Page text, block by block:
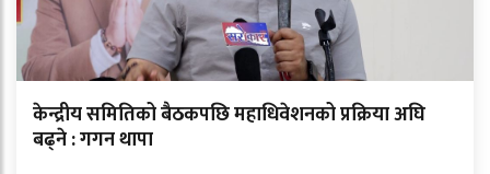
केन्द्रीय समितिको बैठकपछि महाधिवेशनको प्रक्रिया अघि
बढ्ने : गगन थापा